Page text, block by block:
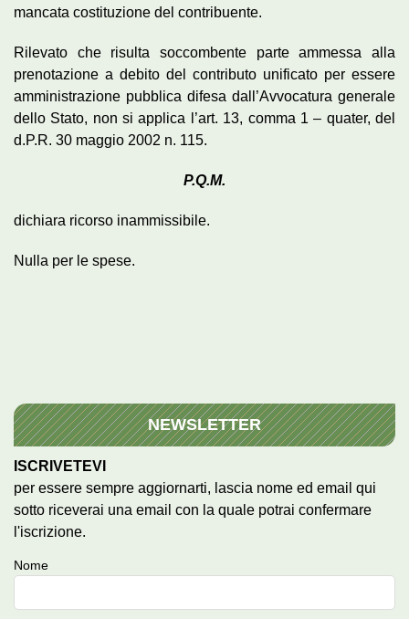
mancata costituzione del contribuente.
Rilevato che risulta soccombente parte ammessa alla
prenotazione a debito del contributo unificato per essere
amministrazione pubblica difesa dall’Avvocatura generale
dello Stato, non si applica l’art. 13, comma 1 – quater, del
d.P.R. 30 maggio 2002 n. 115.
P.Q.M.
dichiara ricorso inammissibile.
Nulla per le spese.
NEWSLETTER
ISCRIVETEVI
per essere sempre aggiornarti, lascia nome ed email qui
sotto riceverai una email con la quale potrai confermare
l'iscrizione.
Nome